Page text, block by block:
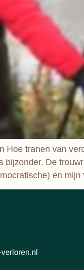
Hoe tranen van
De
en